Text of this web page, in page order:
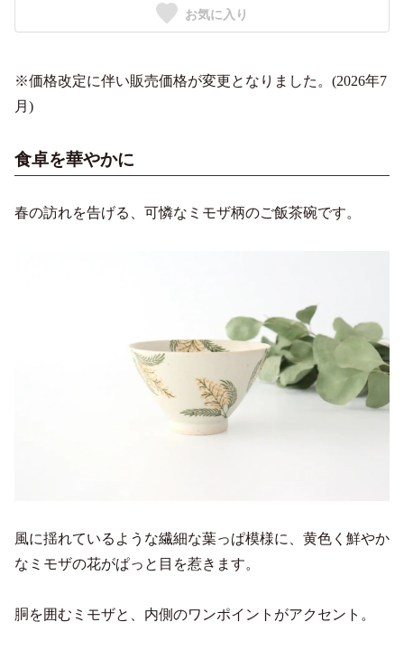
お気に入り
※価格改定に伴い販売価格が変更となりました。(2026年7
月)
食卓を華やかに
春の訪れを告げる、可憐なミモザ柄のご飯茶碗です。
風に揺れているような繊細な葉っぱ模様に、黄色く鮮やか
なミモザの花がぱっと目を惹きます。
胴を囲むミモザと、内側のワンポイントがアクセント。